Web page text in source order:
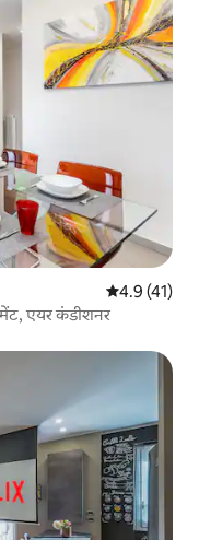
औसत रेटिंग 5
4.9 (41)
एयर कंडीशनर